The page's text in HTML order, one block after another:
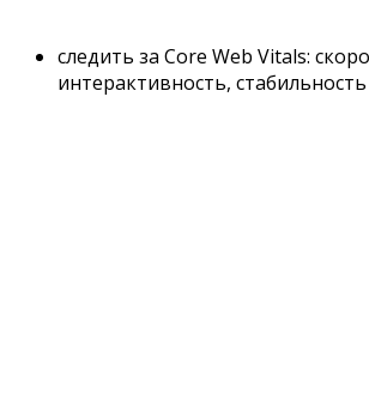
следить за Core Web Vitals:
интерактивность,